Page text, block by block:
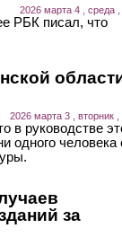
2026 марта 4 , среда ,
РБК писал, что
2026 марта 3 , вторник ,
в руководстве
одного человека
за